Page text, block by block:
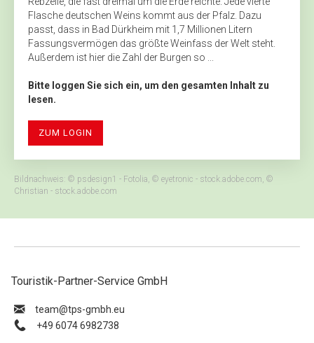
Flasche deutschen Weins kommt aus der Pfalz. Dazu
passt, dass in Bad Dürkheim mit 1,7 Millionen Litern
Fassungsvermögen das größte Weinfass der Welt steht.
Außerdem ist hier die Zahl der Burgen so ...
Bitte loggen Sie sich ein, um den gesamten Inhalt zu
lesen.
ZUM LOGIN
Bildnachweis: © psdesign1 - Fotolia, © eyetronic - stock.adobe.com, ©
Christian - stock.adobe.com
Touristik-Partner-Service GmbH
ue.hbmg-spt@maet
+49 6074 6982738